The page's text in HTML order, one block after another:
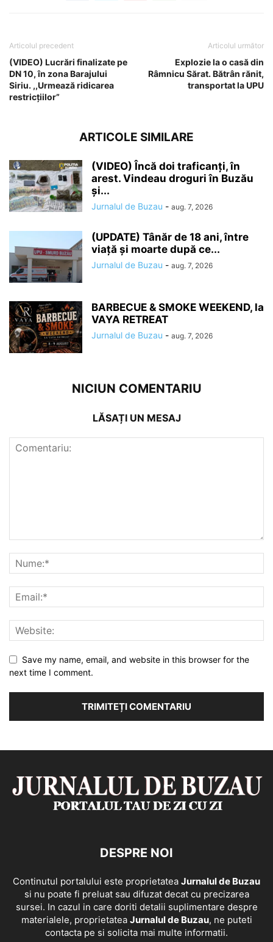
Articolul precedent
(VIDEO) Lucrări finalizate pe
DN 10, în zona Barajului
Siriu. ,,Urmează ridicarea
restricțiilor”
Articolul următor
Explozie la o casă din
Râmnicu Sărat. Bătrân rănit,
transportat la UPU
ARTICOLE SIMILARE
(VIDEO) Încă doi traficanți, în
arest. Vindeau droguri în Buzău
și...
Jurnalul de Buzau - aug. 7, 2026
(UPDATE) Tânăr de 18 ani, între
viață și moarte după ce...
Jurnalul de Buzau - aug. 7, 2026
BARBECUE & SMOKE WEEKEND, la
VAYA RETREAT
Jurnalul de Buzau - aug. 7, 2026
NICIUN COMENTARIU
LĂSAȚI UN MESAJ
Save my name, email, and website in this browser for the
next time I comment.
DESPRE NOI
Continutul portalului este proprietatea Jurnalul de Buzau
si nu poate fi preluat sau difuzat decat cu precizarea
sursei. In cazul in care doriti detalii suplimentare despre
materialele, proprietatea Jurnalul de Buzau, ne puteti
contacta pe si solicita mai multe informatii.